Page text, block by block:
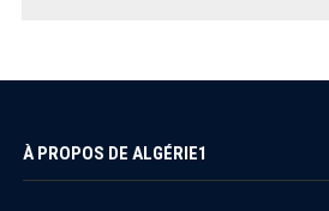
À PROPOS DE ALGÉRIE1